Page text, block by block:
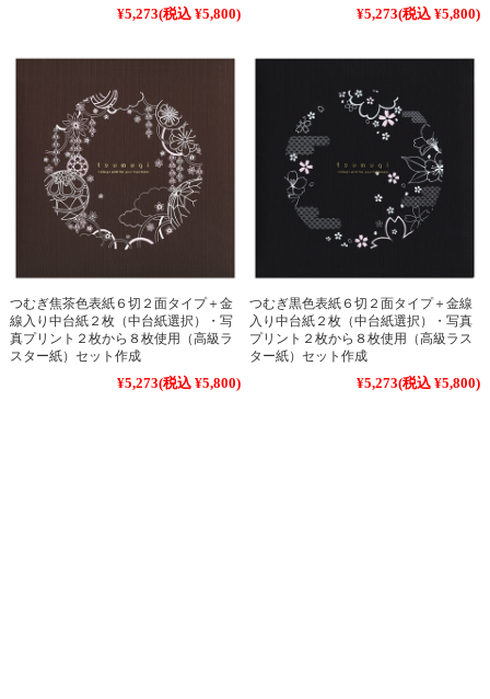
¥5,273(税込 ¥5,800)
¥5,273(税込 ¥5,800)
つむぎ焦茶色表紙６切２面タイプ＋金
線入り中台紙２枚（中台紙選択）・写
真プリント２枚から８枚使用（高級ラ
スター紙）セット作成
¥5,273(税込 ¥5,800)
つむぎ黒色表紙６切２面タイプ＋金線
入り中台紙２枚（中台紙選択）・写真
プリント２枚から８枚使用（高級ラス
ター紙）セット作成
¥5,273(税込 ¥5,800)